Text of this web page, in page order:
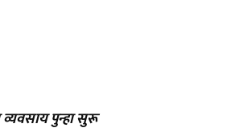
व्यवसाय पुन्हा सुरू